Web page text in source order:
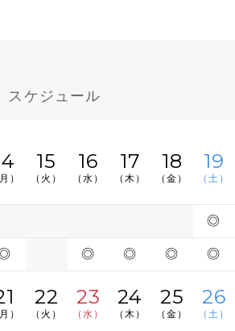
スケジュール
）
15
（火）
16
（水）
17
（木）
18
（金）
19
（土）
◎
◎ ◎ ◎ ◎
）
22
（火）
23
（水）
24
（木）
25
（金）
26
（土）